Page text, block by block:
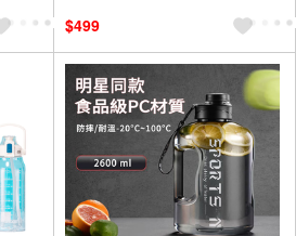
$499